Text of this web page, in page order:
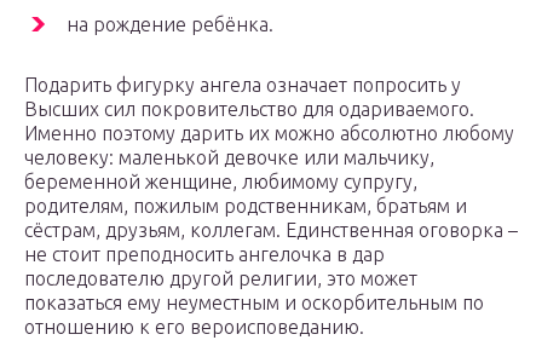
на рождение ребёнка.
Подарить фигурку ангела означает попросить у
Высших сил покровительство для одариваемого.
Именно поэтому дарить их можно абсолютно любому
человеку: маленькой девочке или мальчику,
беременной женщине, любимому супругу,
родителям, пожилым родственникам, братьям и
сёстрам, друзьям, коллегам. Единственная оговорка –
не стоит преподносить ангелочка в дар
последователю другой религии, это может
показаться ему неуместным и оскорбительным по
отношению к его вероисповеданию.